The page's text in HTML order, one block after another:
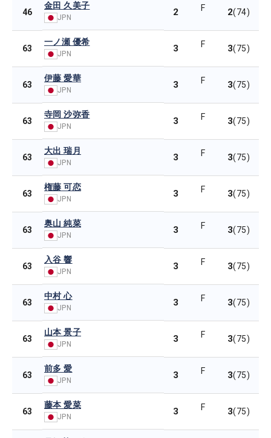
46
金田 久美子
JPN 2 F 2(74)
63
一ノ瀬 優希
JPN 3 F 3(75)
63
伊藤 愛華
JPN 3 F 3(75)
63
寺岡 沙弥香
JPN 3 F 3(75)
63
大出 瑞月
JPN 3 F 3(75)
63
権藤 可恋
JPN 3 F 3(75)
63
奥山 純菜
JPN 3 F 3(75)
63
入谷 響
JPN 3 F 3(75)
63
中村 心
JPN 3 F 3(75)
63
山本 景子
JPN 3 F 3(75)
63
前多 愛
JPN 3 F 3(75)
63
藤本 愛菜
JPN 3 F 3(75)